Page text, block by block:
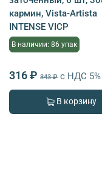
кармин, Vista-Artista
INTENSE VICP
В наличии: 86 упак
316 ₽ 343 ₽ с НДС 5%
В корзину